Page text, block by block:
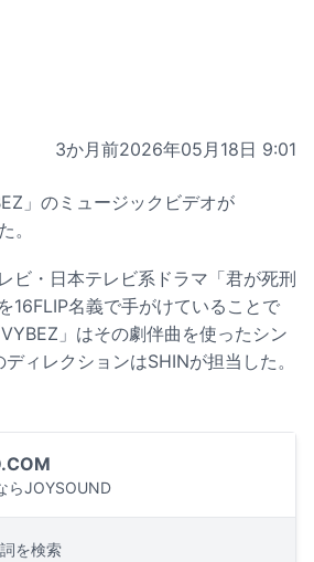
3か月前2026年05月18日 9:01
」のミュージックビデオが
。
ビ・日本テレビ系ドラマ「君が死刑
16FLIP名義で手がけていることで
」はその劇伴曲を使ったシン
ィレクションはSHINが担当した。
らJOYSOUND
を検索